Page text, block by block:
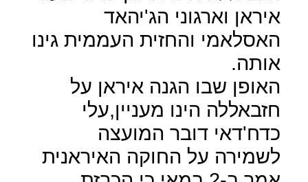
איראן וארגוני הג'יהאד
האסלאמי והחזית העממית גינו
אותה.
האופן שבו הגנה איראן על
חזבאללה הינו מעניין,עלי
כדח'דאי דובר המועצה
לשמירה על החוקה האיראנית